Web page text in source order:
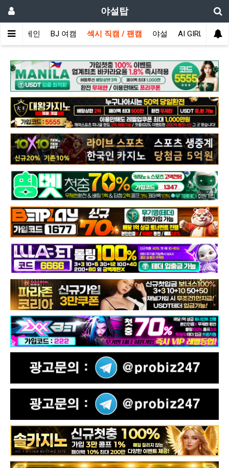
야설탑
메인 BJ 여캠 섹시 직캠 / 팬캠 야설 AI GIRL